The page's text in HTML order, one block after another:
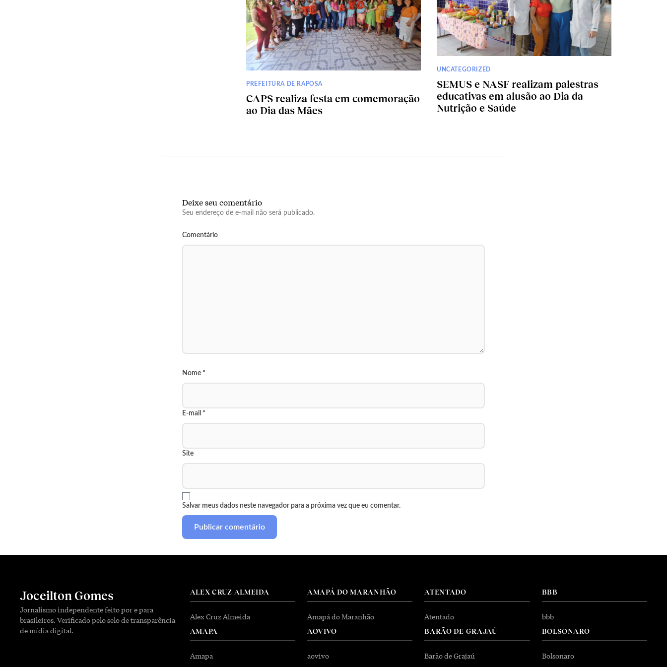
PREFEITURA DE RAPOSA
CAPS realiza festa em comemoração
ao Dia das Mães
UNCATEGORIZED
SEMUS e NASF realizam palestras
educativas em alusão ao Dia da
Nutrição e Saúde
Deixe seu comentário
Seu endereço de e-mail não será publicado.
Comentário
Nome *
E-mail *
Site
Salvar meus dados neste navegador para a próxima vez que eu comentar.
Joceilton Gomes
Jornalismo independente feito por e para
brasileiros. Verificado pelo selo de transparência
de mídia digital.
ALEX CRUZ ALMEIDA
Alex Cruz Almeida
AMAPA
Amapa
AMAPÁ DO MARANHÃO
Amapá do Maranhão
AOVIVO
aovivo
ATENTADO
Atentado
BARÃO DE GRAJAÚ
Barão de Grajaú
BBB
bbb
BOLSONARO
Bolsonaro